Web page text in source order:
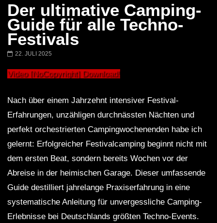
03:12
– feuchte Wände, trockner Mund«
Der ultimative Camping-
Guide für alle Techno-
Festivals
22. JULI 2025
Video [NoCopyright] Download!
Nach über einem Jahrzehnt intensiver Festival-
Erfahrungen, unzähligen durchnässten Nächten und
perfekt orchestrierten Campingwochenenden habe ich
gelernt: Erfolgreicher Festivalcamping beginnt nicht mit
dem ersten Beat, sondern bereits Wochen vor der
Abreise in der heimischen Garage. Dieser umfassende
Guide destilliert jahrelange Praxiserfahrung in eine
systematische Anleitung für unvergessliche Camping-
Erlebnisse bei Deutschlands größten Techno-Events.